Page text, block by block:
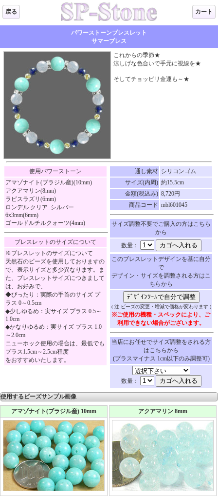
戻る カート
パワーストーンブレスレット
サマーブレス
これからの季節★
涼しげな色合いで手元に視線を★
そしてチョッピリ金運も～★
使用パワーストーン
アマゾナイト(ブラジル産)(10mm)
アクアマリン(8mm)
ラピスラズリ(6mm)
ロンデル クリア_シルバー
6x3mm(6mm)
ゴールドルチルクォーツ(4mm)
ブレスレットのサイズについて
※ブレスレットのサイズについて
天然石のビーズを使用しておりますの
で、表示サイズと多少異なります。ま
た、ブレスレットサイズにつきまして
は、お好みで、
◆ぴったり：実際の手首のサイズ プ
ラス 0～0.5cm
◆少しゆるめ：実サイズ プラス 0.5～
1.0cm
◆かなりゆるめ：実サイズ プラス 1.0
～2.0cm
ニューホック使用の場合は、最低でも
プラス1.5cm～2.5cm程度
をおすすめいたします。
通し素材 シリコンゴム
サイズ(内周) 約15.5cm
金額(税込み) 8,720円
商品コード mbl601045
サイズ調整不要でご購入の方はこちら
から
数量：
このブレスレットデザインを基に自分
で
デザイン・サイズを調整される方はこ
ちらから
( 注 ビーズの変更・増減で価格が変わります )
※ご使用の機種・スペックにより、ご
利用できない場合がございます。
当店にお任せでサイズ調整をされる方
はこちらから
(プラスマイナス 1cm以下のみ調整可)
数量：
使用するビーズサンプル画像
アマゾナイト(ブラジル産) 10mm アクアマリン 8mm